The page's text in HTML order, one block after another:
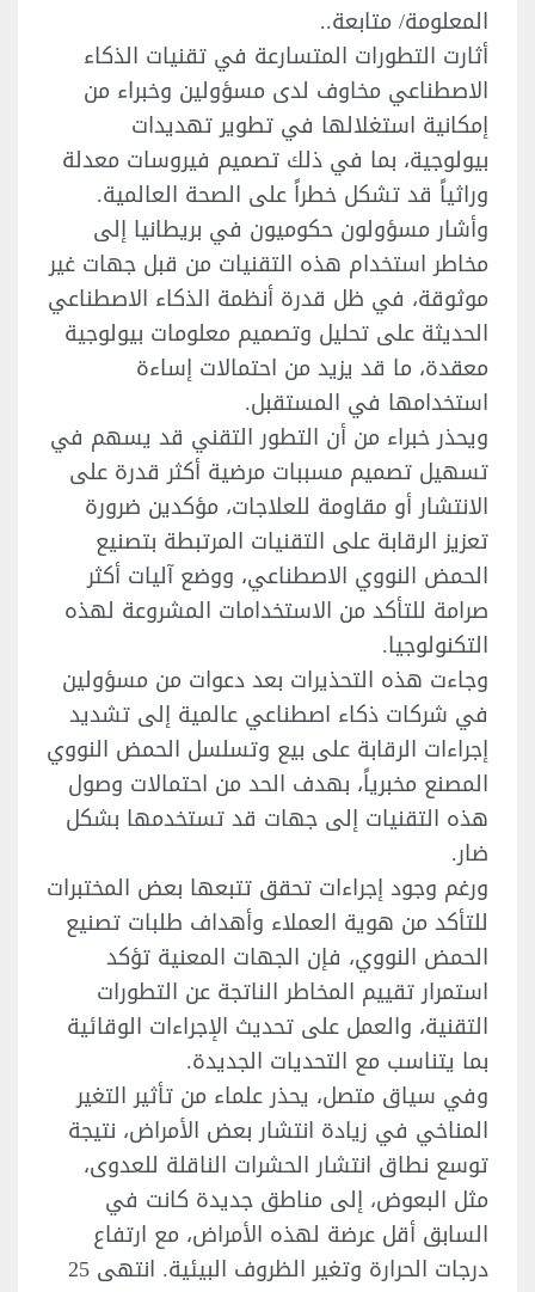
المعلومة/ متابعة..
أثارت التطورات المتسارعة في تقنيات الذكاء
الاصطناعي مخاوف لدى مسؤولين وخبراء من
إمكانية استغلالها في تطوير تهديدات
بيولوجية، بما في ذلك تصميم فيروسات معدلة
وراثياً قد تشكل خطراً على الصحة العالمية.
وأشار مسؤولون حكوميون في بريطانيا إلى
مخاطر استخدام هذه التقنيات من قبل جهات غير
موثوقة، في ظل قدرة أنظمة الذكاء الاصطناعي
الحديثة على تحليل وتصميم معلومات بيولوجية
معقدة، ما قد يزيد من احتمالات إساءة
استخدامها في المستقبل.
ويحذر خبراء من أن التطور التقني قد يسهم في
تسهيل تصميم مسببات مرضية أكثر قدرة على
الانتشار أو مقاومة للعلاجات، مؤكدين ضرورة
تعزيز الرقابة على التقنيات المرتبطة بتصنيع
الحمض النووي الاصطناعي، ووضع آليات أكثر
صرامة للتأكد من الاستخدامات المشروعة لهذه
التكنولوجيا.
وجاءت هذه التحذيرات بعد دعوات من مسؤولين
في شركات ذكاء اصطناعي عالمية إلى تشديد
إجراءات الرقابة على بيع وتسلسل الحمض النووي
المصنع مخبرياً، بهدف الحد من احتمالات وصول
هذه التقنيات إلى جهات قد تستخدمها بشكل
ضار.
ورغم وجود إجراءات تحقق تتبعها بعض المختبرات
للتأكد من هوية العملاء وأهداف طلبات تصنيع
الحمض النووي، فإن الجهات المعنية تؤكد
استمرار تقييم المخاطر الناتجة عن التطورات
التقنية، والعمل على تحديث الإجراءات الوقائية
بما يتناسب مع التحديات الجديدة.
وفي سياق متصل، يحذر علماء من تأثير التغير
المناخي في زيادة انتشار بعض الأمراض، نتيجة
توسع نطاق انتشار الحشرات الناقلة للعدوى،
مثل البعوض، إلى مناطق جديدة كانت في
السابق أقل عرضة لهذه الأمراض، مع ارتفاع
درجات الحرارة وتغير الظروف البيئية. انتهى 25